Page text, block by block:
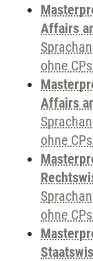
Affairs
ohne
Affairs
ohne
ohne